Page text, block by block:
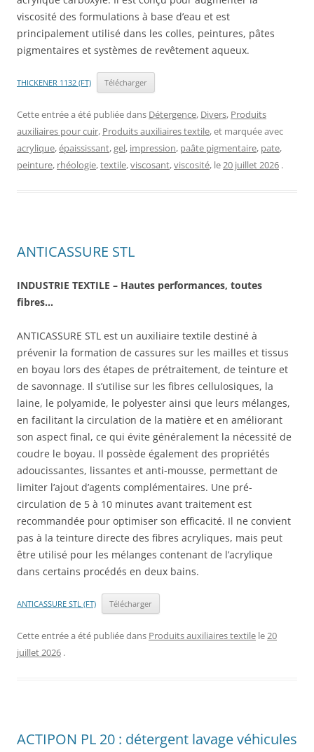
viscosité des formulations à base d’eau et est
principalement utilisé dans les colles, peintures, pâtes
pigmentaires et systèmes de revêtement aqueux.
THICKENER 1132 (FT) Télécharger
Cette entrée a été publiée dans Détergence, Divers, Produits
auxiliaires pour cuir, Produits auxiliaires textile, et marquée avec
acrylique,épaississant,gel, impression, paâte pigmentaire, pate,
peinture, rhéologie,textile,viscosant,viscosité, le20 juillet 2026 .
ANTICASSURE STL
INDUSTRIE TEXTILE – Hautes performances, toutes
fibres…
ANTICASSURE STL est un auxiliaire textile destiné à
prévenir la formation de cassures sur les mailles et tissus
en boyau lors des étapes de prétraitement, de teinture et
de savonnage. Il s’utilise sur les fibres cellulosiques, la
laine, le polyamide, le polyester ainsi que leurs mélanges,
en facilitant la circulation de la matière et en améliorant
son aspect final, ce qui évite généralement la nécessité de
coudre le boyau. Il possède également des propriétés
adoucissantes, lissantes et anti-mousse, permettant de
limiter l’ajout d’agents complémentaires. Une pré-
circulation de 5 à 10 minutes avant traitement est
recommandée pour optimiser son efficacité. Il ne convient
pas à la teinture directe des fibres acryliques, mais peut
être utilisé pour les mélanges contenant de l’acrylique
dans certains procédés en deux bains.
ANTICASSURE STL (FT) Télécharger
Cette entrée a été publiée dans Produits auxiliaires textile le20
juillet 2026 .
ACTIPON PL 20 : détergent lavage véhicules